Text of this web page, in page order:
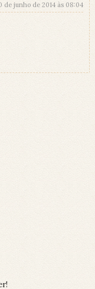
de junho de 2014 às 08:04